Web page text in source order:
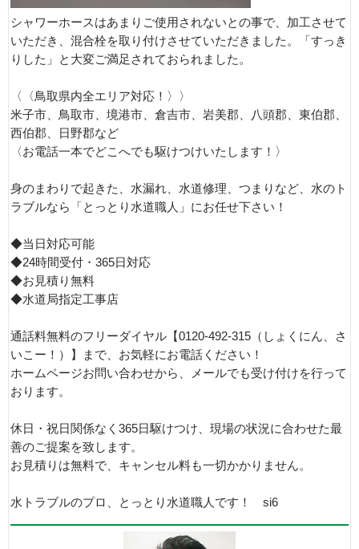
シャワーホースはあまりご使用されないとの事で、加工させて
いただき、混合栓を取り付けさせていただきました。「すっき
りした」と大変ご満足されておられました。
〈〈鳥取県内全エリア対応！〉〉
米子市、鳥取市、境港市、倉吉市、岩美郡、八頭郡、東伯郡、
西伯郡、日野郡など
〈お電話一本でどこへでも駆けつけいたします！〉
身のまわりで起きた、水漏れ、水道修理、つまりなど、水のト
ラブルなら「とっとり水道職人」にお任せ下さい！
◆当日対応可能
◆24時間受付・365日対応
◆お見積り無料
◆水道局指定工事店
通話料無料のフリーダイヤル【0120-492-315（しょくにん、さ
いこー！）】まで、お気軽にお電話ください！
ホームページお問い合わせから、メールでも受け付けを行って
おります。
休日・祝日関係なく365日駆けつけ、現場の状況に合わせた最
善のご提案を致します。
お見積りは無料で、キャンセル料も一切かかりません。
水トラブルのプロ、とっとり水道職人です！ si6